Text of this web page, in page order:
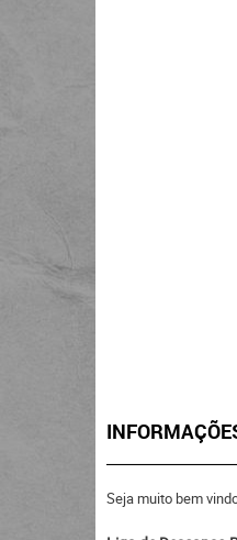
Seja muito bem